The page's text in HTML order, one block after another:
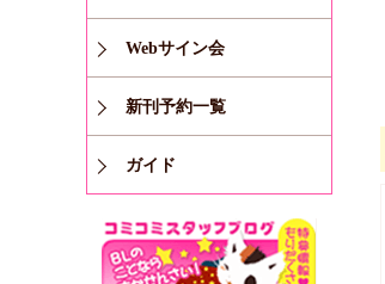
Webサイン会
新刊予約一覧
ガイド